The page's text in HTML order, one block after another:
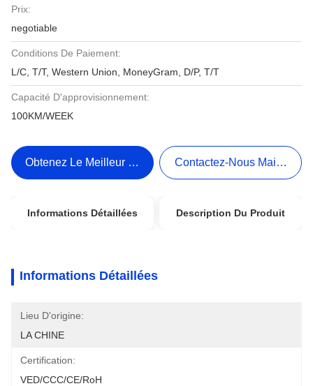
Prix:
negotiable
Conditions De Paiement:
L/C, T/T, Western Union, MoneyGram, D/P, T/T
Capacité D'approvisionnement:
100KM/WEEK
Obtenez Le Meilleur Prix Contactez-Nous Maintenant
Informations Détaillées Description Du Produit
Informations Détaillées
Lieu D'origine:
LA CHINE
Certification:
VED/CCC/CE/RoH